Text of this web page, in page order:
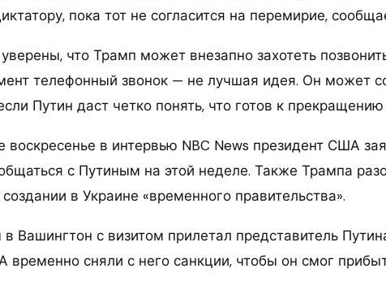
пока тот не согласится на перемирие,
что Трамп может внезапно захотеть
телефонный звонок — не лучшая идея. Он может
Путин даст четко понять, что готов к
в интервью NBC News президент США
с Путиным на этой неделе. Также Трампа
в Украине «временного правительства».
Вашингтон с визитом прилетал представитель
сняли с него санкции, чтобы он смог